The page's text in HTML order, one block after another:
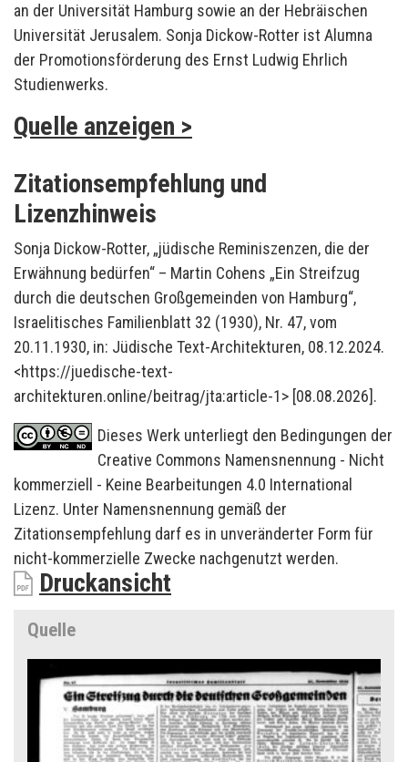
an der Universität Hamburg sowie an der Hebräischen
Universität Jerusalem. Sonja Dickow-Rotter ist Alumna
der Promotionsförderung des Ernst Ludwig Ehrlich
Studienwerks.
Quelle anzeigen >
Zitationsempfehlung und
Lizenzhinweis
Sonja Dickow-Rotter, „jüdische Reminiszenzen, die der
Erwähnung bedürfen“ – Martin Cohens „Ein Streifzug
durch die deutschen Großgemeinden von Hamburg“,
Israelitisches Familienblatt 32 (1930), Nr. 47, vom
20.11.1930, in: Jüdische Text-Architekturen, 08.12.2024.
<https://juedische-text-
architekturen.online/beitrag/jta:article-1> [08.08.2026].
Dieses Werk unterliegt den Bedingungen der
Creative Commons Namensnennung - Nicht
kommerziell - Keine Bearbeitungen 4.0 International
Lizenz. Unter Namensnennung gemäß der
Zitationsempfehlung darf es in unveränderter Form für
nicht-kommerzielle Zwecke nachgenutzt werden.
Druckansicht
Quelle